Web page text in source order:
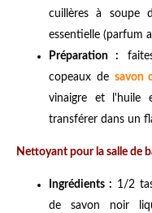
cuillères à soupe
essentielle (parfum
Préparation :
copeaux de savon
vinaigre et l'huile
transférer dans un
Nettoyant pour la salle de
Ingrédients : 1/2
de savon noir